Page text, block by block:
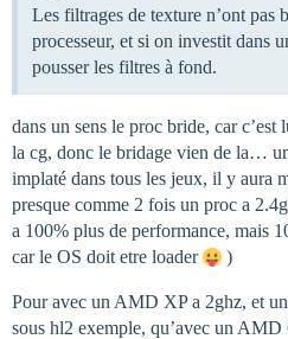
Les filtrages de texture n’ont pas
processeur, et si on investit dans
pousser les filtres à fond.
dans un sens le proc bride, car
la cg, donc le bridage vien de la…
implaté dans tous les jeux, il y aura
presque comme 2 fois un proc a
a 100% plus de performance, mais
car le OS doit etre loader
)
Pour avec un AMD XP a 2ghz, et
sous hl2 exemple, qu’avec un